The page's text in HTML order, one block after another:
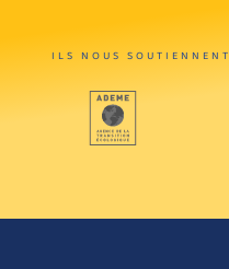
ILS NOUS SOUTIENNENT